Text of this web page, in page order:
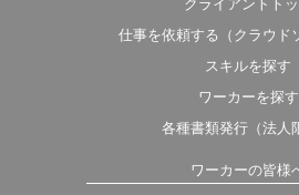
クライアントト
仕事を依頼する（クラウド
スキルを探す
ワーカーを探す
各種書類発行（法人
ワーカーの皆様